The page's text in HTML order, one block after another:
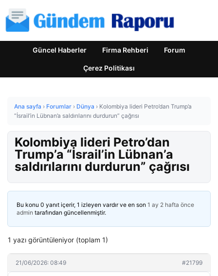
Güncel Haberler Firma Rehberi Forum
Çerez Politikası
Ana sayfa › Forumlar › Dünya › Kolombiya lideri Petro’dan Trump’a
“İsrail’in Lübnan’a saldırılarını durdurun” çağrısı
Kolombiya lideri Petro’dan
Trump’a “İsrail’in Lübnan’a
saldırılarını durdurun” çağrısı
Bu konu 0 yanıt içerir, 1 izleyen vardır ve en son 1 ay 2 hafta önce
admin tarafından güncellenmiştir.
1 yazı görüntüleniyor (toplam 1)
21/06/2026: 08:49 #21799